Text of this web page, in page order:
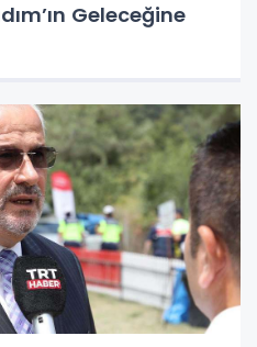
Geleceğine